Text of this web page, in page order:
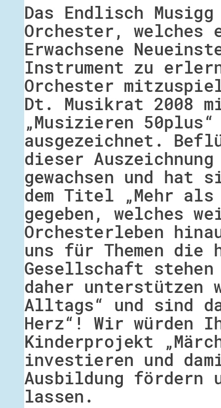
Das Endlisch
Orchester,
Erwachsene
Instrument zu
Orchester
Dt. Musikrat 2008
„Musizieren
ausgezeichnet.
dieser
gewachsen und
dem Titel „Mehr als
gegeben, welches
Orchesterleben
uns für Themen die
Gesellschaft stehen
daher unterstützen
Alltags“ und sind
Herz“! Wir würden
Kinderprojekt
investieren und
Ausbildung fördern
lassen.